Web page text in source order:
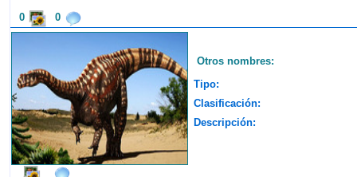
0 0
Otros nombres:
Tipo:
Clasificación:
Descripción: